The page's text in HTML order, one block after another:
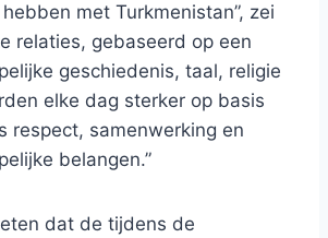
met Turkmenistan”, zei
relaties, gebaseerd op een
geschiedenis, taal, religie
elke dag sterker op basis
respect, samenwerking en
belangen.”
dat de tijdens de